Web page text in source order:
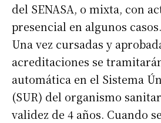
del SENASA, o mixta, con
presencial en algunos casos.
Una vez cursadas y
acreditaciones se
automática en el Sistema
(SUR) del organismo
validez de 4 años. Cuando